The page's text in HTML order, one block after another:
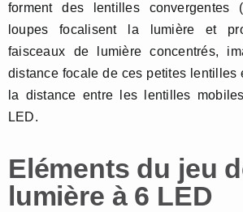
forment des lentilles convergentes
loupes focalisent la lumière et
faisceaux de lumière concentrés,
distance focale de ces petites lentilles
la distance entre les lentilles
LED.
Eléments du jeu
lumière à 6 LED